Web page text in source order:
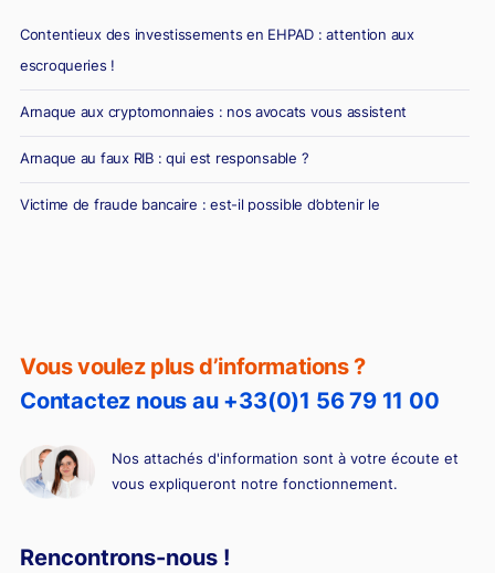
Vous voulez plus d’informations ?
Contactez nous au +33(0)1 56 79 11 00
Nos attachés d'information sont à votre écoute et
vous expliqueront notre fonctionnement.
Rencontrons-nous !
Contentieux des investissements en EHPAD : attention aux
escroqueries !
Arnaque aux cryptomonnaies : nos avocats vous assistent
Arnaque au faux RIB : qui est responsable ?
Victime de fraude bancaire : est-il possible d’obtenir le